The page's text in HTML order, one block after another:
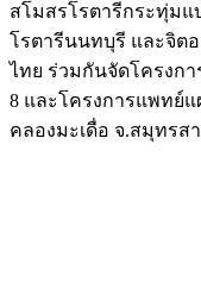
สโมสรโรตารีกระทุ่ม
โรตารีนนทบุรี และจิต
ไทย ร่วมกันจัดโครงก
8 และโครงการแพทย์
คลองมะเดื่อ จ.สมุทรส